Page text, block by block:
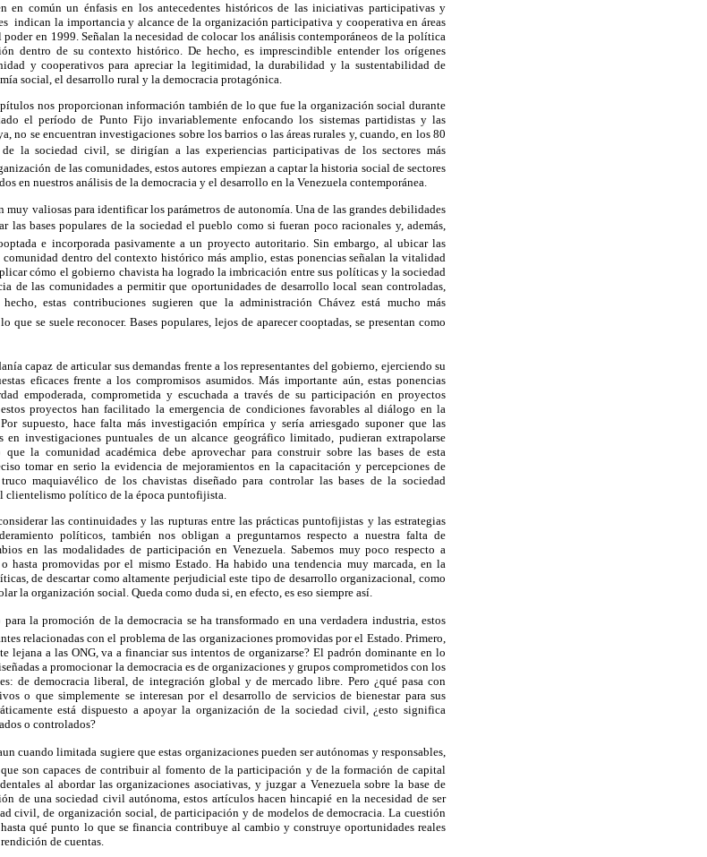
común un énfasis en los antecedentes históricos de las iniciativas participativas y
indican la importancia y alcance de la organización participativa y cooperativa en áreas
en 1999. Señalan la necesidad de colocar los análisis contemporáneos de la política
dentro de su contexto histórico. De hecho, es imprescindible entender los orígenes
y cooperativos para apreciar la legitimidad, la durabilidad y la sustentabilidad de
social, el desarrollo rural y la democracia protagónica.
nos proporcionan información también de lo que fue la organización social durante
el período de Punto Fijo invariablemente enfocando los sistemas partidistas y las
no se encuentran investigaciones sobre los barrios o las áreas rurales y, cuando, en los 80
la sociedad civil, se dirigían a las experiencias participativas de los sectores más
de las comunidades, estos autores empiezan a captar la historia social de sectores
en nuestros análisis de la democracia y el desarrollo en la Venezuela contemporánea.
muy valiosas para identificar los parámetros de autonomía. Una de las grandes debilidades
las bases populares de la sociedad el pueblo como si fueran poco racionales y, además,
e incorporada pasivamente a un proyecto autoritario. Sin embargo, al ubicar las
dentro del contexto histórico más amplio, estas ponencias señalan la vitalidad
cómo el gobierno chavista ha logrado la imbricación entre sus políticas y la sociedad
de las comunidades a permitir que oportunidades de desarrollo local sean controladas,
estas contribuciones sugieren que la administración Chávez está mucho más
que se suele reconocer. Bases populares, lejos de aparecer cooptadas, se presentan como
capaz de articular sus demandas frente a los representantes del gobierno, ejerciendo su
eficaces frente a los compromisos asumidos. Más importante aún, estas ponencias
empoderada, comprometida y escuchada a través de su participación en proyectos
proyectos han facilitado la emergencia de condiciones favorables al diálogo en la
supuesto, hace falta más investigación empírica y sería arriesgado suponer que las
en investigaciones puntuales de un alcance geográfico limitado, pudieran extrapolarse
la comunidad académica debe aprovechar para construir sobre las bases de esta
tomar en serio la evidencia de mejoramientos en la capacitación y percepciones de
maquiavélico de los chavistas diseñado para controlar las bases de la sociedad
clientelismo político de la época puntofijista.
las continuidades y las rupturas entre las prácticas puntofijistas y las estrategias
políticos, también nos obligan a preguntarnos respecto a nuestra falta de
en las modalidades de participación en Venezuela. Sabemos muy poco respecto a
hasta promovidas por el mismo Estado. Ha habido una tendencia muy marcada, en la
de descartar como altamente perjudicial este tipo de desarrollo organizacional, como
la organización social. Queda como duda si, en efecto, es eso siempre así.
para la promoción de la democracia se ha transformado en una verdadera industria, estos
relacionadas con el problema de las organizaciones promovidas por el Estado. Primero,
lejana a las ONG, va a financiar sus intentos de organizarse? El padrón dominante en lo
a promocionar la democracia es de organizaciones y grupos comprometidos con los
de democracia liberal, de integración global y de mercado libre. Pero ¿qué pasa con
o que simplemente se interesan por el desarrollo de servicios de bienestar para sus
está dispuesto a apoyar la organización de la sociedad civil, ¿esto significa
o controlados?
cuando limitada sugiere que estas organizaciones pueden ser autónomas y responsables,
son capaces de contribuir al fomento de la participación y de la formación de capital
al abordar las organizaciones asociativas, y juzgar a Venezuela sobre la base de
de una sociedad civil autónoma, estos artículos hacen hincapié en la necesidad de ser
civil, de organización social, de participación y de modelos de democracia. La cuestión
qué punto lo que se financia contribuye al cambio y construye oportunidades reales
de cuentas.